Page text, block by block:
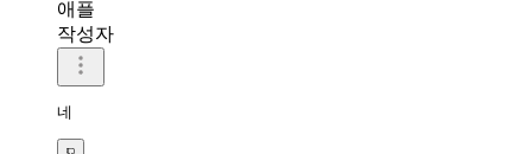
애플
작성자
네